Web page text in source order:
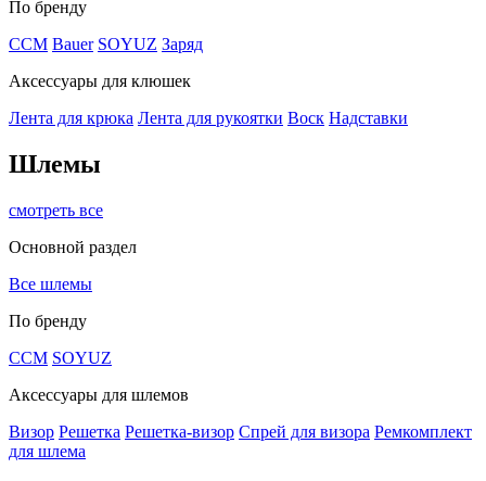
По бренду
CCM Bauer SOYUZ Заряд
Аксессуары для клюшек
Лента для крюка Лента для рукоятки Воск Надставки
Шлемы
смотреть все
Основной раздел
Все шлемы
По бренду
CCM SOYUZ
Аксессуары для шлемов
Визор Решетка Решетка-визор Спрей для визора Ремкомплект
для шлема